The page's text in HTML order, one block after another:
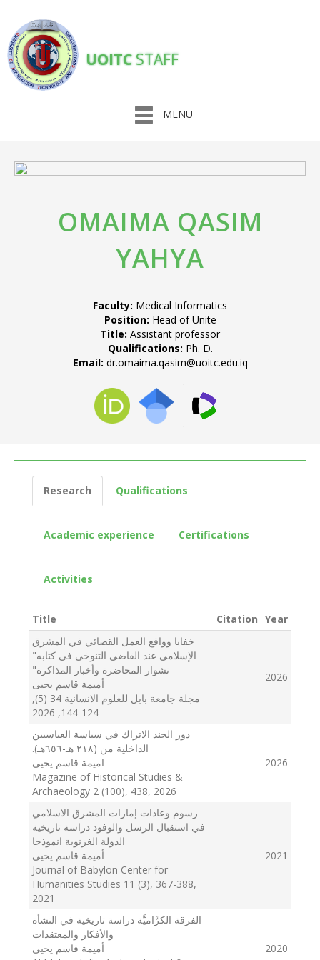
UOITCSTAFF
MENU
OMAIMA QASIM
YAHYA
Faculty: Medical Informatics
Position: Head of Unite
Title: Assistant professor
Qualifications: Ph. D.
Email: dr.omaima.qasim@uoitc.edu.iq
Research Qualifications
Academic experience Certifications
Activities
Title Citation Year
خفايا وواقع العمل القضائي في المشرق
الإسلامي عند القاضي التنوخي في كتابه"
نشوار المحاضرة وأخبار المذاكرة"
أميمة قاسم يحيى
مجلة جامعة بابل للعلوم الانسانية 34 (5),
124-144
, 2026
2026
دور الجند الاتراك في سياسة العباسيين
الداخلية من (٢١٨ هـ-٦٥٦هـ).
اميمة قاسم يحيى
Magazine of Historical Studies &
Archaeology 2 (100), 438, 2026
2026
رسوم وعادات إمارات المشرق الاسلامي
في استقبال الرسل والوفود دراسة تاريخية
الدولة الغزنوية انموذجا
أميمة قاسم يحيى
Journal of Babylon Center for
Humanities Studies 11 (3), 367-388,
2021
2021
الفرقة الكرَّاميَّة دراسة تاريخية في النشأة
والأفكار والمعتقدات
أميمة قاسم يحيى
2020